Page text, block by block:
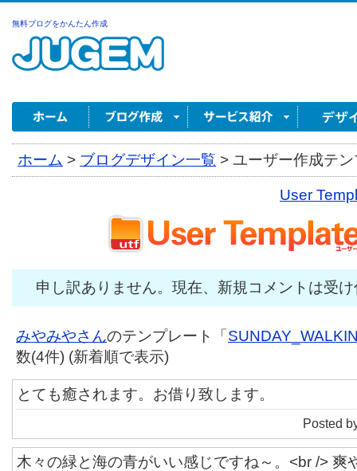
無料ブログをかんたん作成
ホーム > ブログデザイン一覧 > ユーザー作成テ
User
申し訳ありません。現在、新規コメントは受
みやみやさんのテンプレート「
数(4件) (新着順で表示)
とても癒されます。お借り致します。
Posted
木々の緑と海の青がいい感じですね～。<br /> 爽